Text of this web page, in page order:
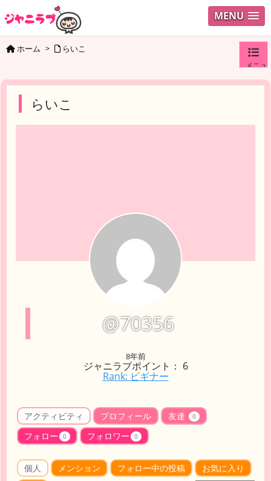
MENU
メニュ
ホーム > らいこ
らいこ
@70356
8年前
ジャニラブポイント： 6
Rank: ビギナー
アクティビティ プロフィール 友達 0
フォロー 0 フォロワー 0
個人 メンション フォロー中の投稿
お気に入り